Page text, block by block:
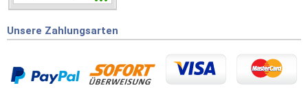
Unsere Zahlungsarten